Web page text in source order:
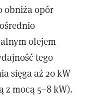
obniża opór
olejem
tego
sięga aż 20 kW
z mocą 5–8 kW).